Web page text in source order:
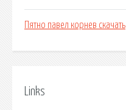
Пятно павел корнев скачать
Links